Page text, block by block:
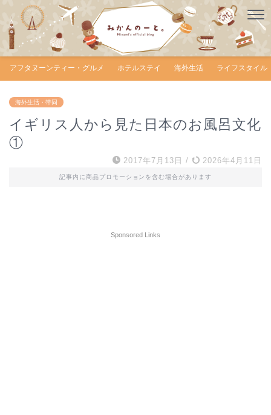
アフタヌーンティー・グルメ ホテルステイ 海外生活 ライフスタイル
海外生活・帯同
イギリス人から見た日本のお風呂文化
①
2017年7月13日 / 2026年4月11日
記事内に商品プロモーションを含む場合があります
Sponsored Links